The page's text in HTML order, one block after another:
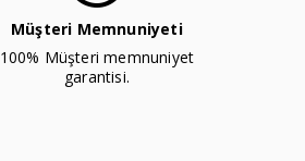
Müşteri Memnuniyeti
100% Müşteri memnuniyet
garantisi.